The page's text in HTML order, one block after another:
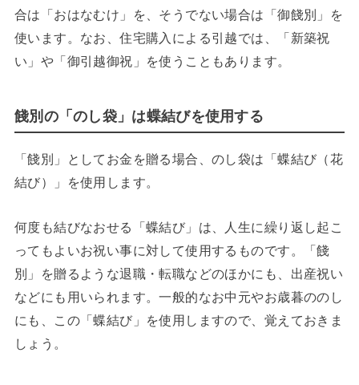
合は「おはなむけ」を、そうでない場合は「御餞別」を
使います。なお、住宅購入による引越では、「新築祝
い」や「御引越御祝」を使うこともあります。
餞別の「のし袋」は蝶結びを使用する
「餞別」としてお金を贈る場合、のし袋は「蝶結び（花
結び）」を使用します。
何度も結びなおせる「蝶結び」は、人生に繰り返し起こ
ってもよいお祝い事に対して使用するものです。「餞
別」を贈るような退職・転職などのほかにも、出産祝い
などにも用いられます。一般的なお中元やお歳暮ののし
にも、この「蝶結び」を使用しますので、覚えておきま
しょう。